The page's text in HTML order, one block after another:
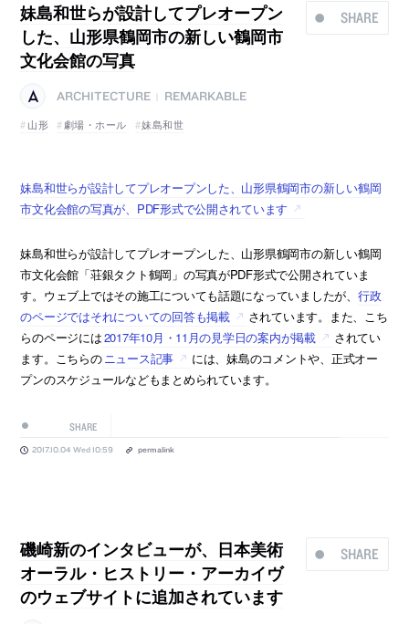
SHARE
妹島和世らが設計してプレオープン
した、山形県鶴岡市の新しい鶴岡市
文化会館の写真
ARCHITECTURE
REMARKABLE
山形
劇場・ホール 妹島和世
妹島和世らが設計してプレオープンした、山形県鶴岡市の新しい鶴岡
市文化会館の写真が、PDF形式で公開されています
妹島和世らが設計してプレオープンした、山形県鶴岡市の新しい鶴岡
市文化会館「荘銀タクト鶴岡」の写真がPDF形式で公開されていま
す。ウェブ上ではその施工についても話題になっていましたが、 行政
のページではそれについての回答も掲載
されています。また、こち
らのページには2017年10月・11月の見学日の案内が掲載
されてい
ます。こちらのニュース記事
には、妹島のコメントや、正式オー
プンのスケジュールなどもまとめられています。
SHARE
2017.10.04 Wed 10:59 permalink
SHARE
磯崎新のインタビューが、日本美術
オーラル・ヒストリー・アーカイヴ
のウェブサイトに追加されています